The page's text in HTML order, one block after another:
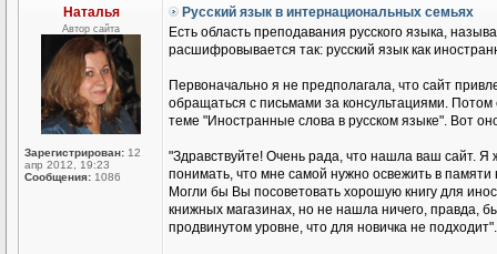
Наталья
Автор сайта
Зарегистрирован: 12
апр 2012, 19:23
Сообщения: 1086
Русский язык в интернациональных семьях
Есть область преподавания русского языка,
расшифровывается так: русский язык как
Первоначально я не предполагала, что сайт
обращаться с письмами за консультациями.
теме "Иностранные слова в русском языке". Вот
"Здравствуйте! Очень рада, что нашла ваш сайт. Я
понимать, что мне самой нужно освежить в памяти
Могли бы Вы посоветовать хорошую книгу для
книжных магазинах, но не нашла ничего, правда,
продвинутом уровне, что для новичка не подходит".